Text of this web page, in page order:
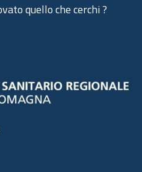
quello che cerchi ?